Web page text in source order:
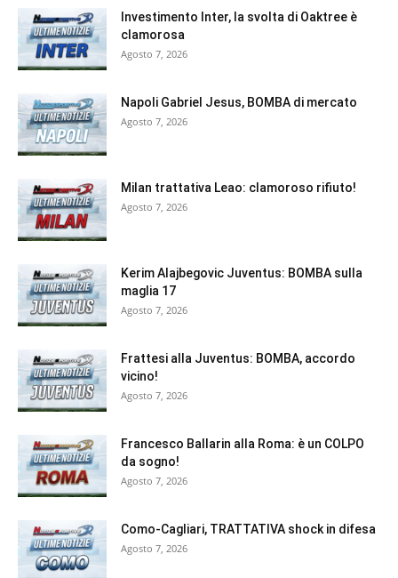
Investimento Inter, la svolta di Oaktree è
clamorosa
Agosto 7, 2026
Napoli Gabriel Jesus, BOMBA di mercato
Agosto 7, 2026
Milan trattativa Leao: clamoroso rifiuto!
Agosto 7, 2026
Kerim Alajbegovic Juventus: BOMBA sulla
maglia 17
Agosto 7, 2026
Frattesi alla Juventus: BOMBA, accordo
vicino!
Agosto 7, 2026
Francesco Ballarin alla Roma: è un COLPO
da sogno!
Agosto 7, 2026
Como-Cagliari, TRATTATIVA shock in difesa
Agosto 7, 2026